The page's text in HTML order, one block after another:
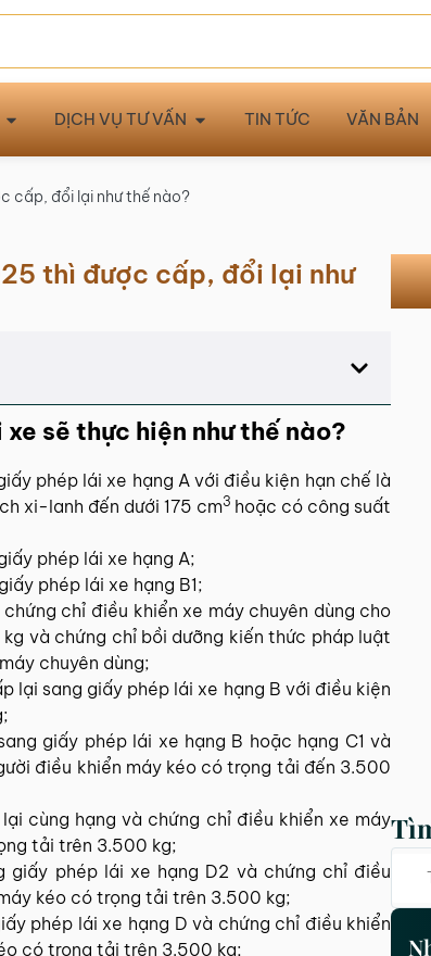
DỊCH VỤ TƯ VẤN TIN TỨC VĂN BẢN
cấp, đổi lại như thế nào?
thì được cấp, đổi lại như
sẽ thực hiện như thế nào?
phép lái xe hạng A với điều kiện hạn chế là
xi-lanh đến dưới 175 cm3 hoặc có công suất
phép lái xe hạng A;
phép lái xe hạng B1;
chỉ điều khiển xe máy chuyên dùng cho
và chứng chỉ bồi dưỡng kiến thức pháp luật
chuyên dùng;
lại sang giấy phép lái xe hạng B với điều kiện
giấy phép lái xe hạng B hoặc hạng C1 và
điều khiển máy kéo có trọng tải đến 3.500
cùng hạng và chứng chỉ điều khiển xe máy
tải trên 3.500 kg;
giấy phép lái xe hạng D2 và chứng chỉ điều
kéo có trọng tải trên 3.500 kg;
phép lái xe hạng D và chứng chỉ điều khiển
có trọng tải trên 3.500 kg;